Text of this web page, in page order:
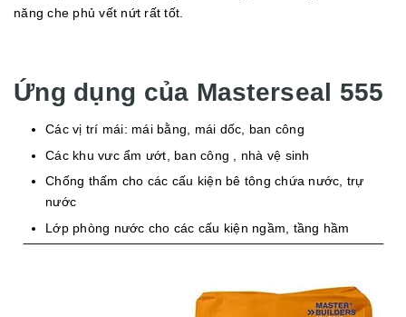
năng che phủ vết nứt rất tốt.
Ứng dụng của Masterseal 555
Các vị trí mái: mái bằng, mái dốc, ban công
Các khu vưc ẩm ướt, ban công , nhà vệ sinh
Chống thấm cho các cấu kiện bê tông chứa nước, trự
nước
Lớp phòng nước cho các cấu kiện ngầm, tầng hầm